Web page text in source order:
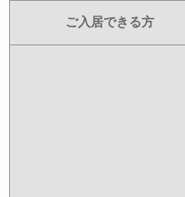
ご入居できる方